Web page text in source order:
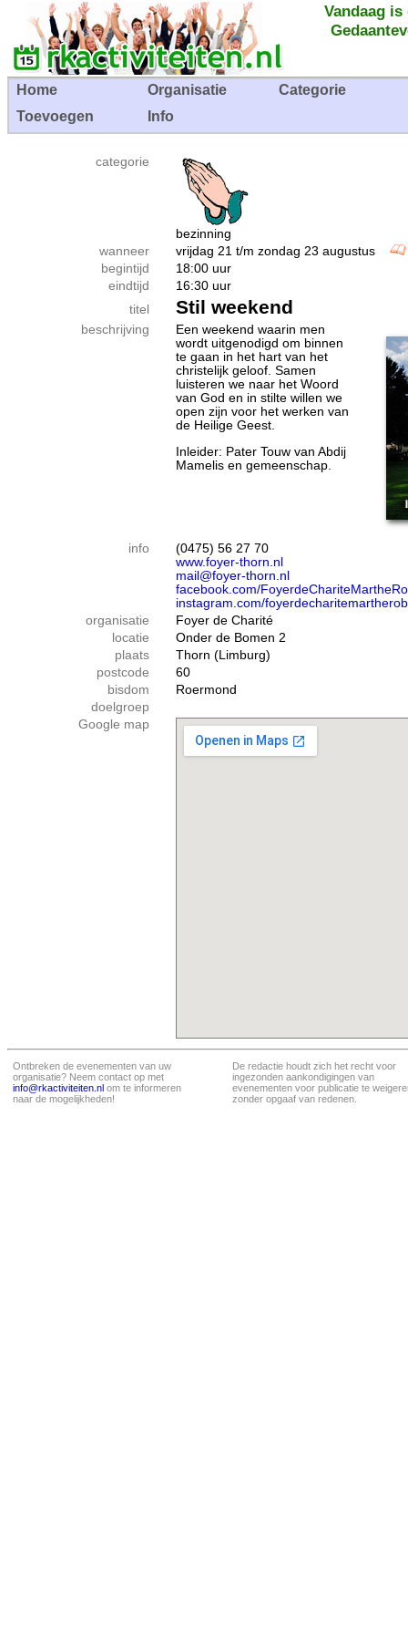
Vandaag
Home Organisatie
Categorie
Toevoegen
Info
categorie
bezinning
wanneer
vrijdag 21 t/m zondag 23 augustus
begintijd
18:00 uur
eindtijd
16:30 uur
titel
Stil weekend
beschrijving
Een weekend waarin men
wordt uitgenodigd om binnen
te gaan in het hart van het
christelijk geloof. Samen
luisteren we naar het Woord
van God en in stilte willen we
open zijn voor het werken van
de Heilige Geest.
Inleider: Pater Touw van Abdij
Mamelis en gemeenschap.
info
(0475) 56 27 70
www.foyer-thorn.nl
mail@foyer-thorn.nl
facebook.com/
instagram.com/
organisatie
Foyer de Charité
locatie
Onder de Bomen 2
plaats
Thorn (Limburg)
postcode
60
bisdom
Roermond
doelgroep
Google map
Ontbreken de evenementen van uw
organisatie? Neem contact op met
info@rkactiviteiten.nl om te informeren
naar de mogelijkheden!
De redactie houdt zich het recht voor
ingezonden aankondigingen van
evenementen voor publicatie te
zonder opgaaf van redenen.